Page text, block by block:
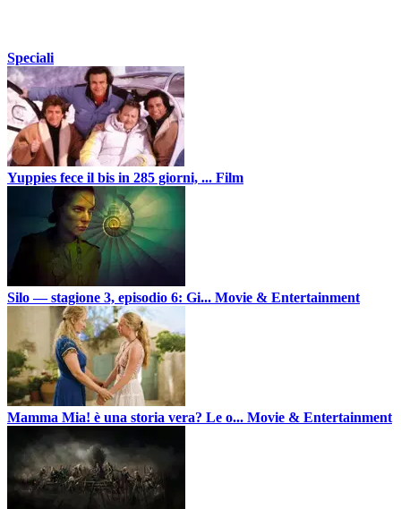
Speciali
Yuppies fece il bis in 285 giorni, ... Film
Silo — stagione 3, episodio 6: Gi... Movie & Entertainment
Mamma Mia! è una storia vera? Le o... Movie & Entertainment